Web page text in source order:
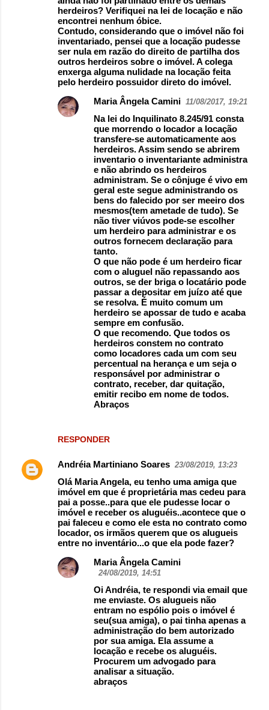
herdeiros? Verifiquei na lei de locação e não
encontrei nenhum óbice.
Contudo, considerando que o imóvel não foi
inventariado, pensei que a locação pudesse
ser nula em razão do direito de partilha dos
outros herdeiros sobre o imóvel. A colega
enxerga alguma nulidade na locação feita
pelo herdeiro possuidor direto do imóvel.
RESPONDER
Maria Ângela Camini 11/08/2017, 19:21
Na lei do Inquilinato 8.245/91 consta
que morrendo o locador a locação
transfere-se automaticamente aos
herdeiros. Assim sendo se abrirem
inventario o inventariante administra
e não abrindo os herdeiros
administram. Se o cônjuge é vivo em
geral este segue administrando os
bens do falecido por ser meeiro dos
mesmos(tem ametade de tudo). Se
não tiver viúvos pode-se escolher
um herdeiro para administrar e os
outros fornecem declaração para
tanto.
O que não pode é um herdeiro ficar
com o aluguel não repassando aos
outros, se der briga o locatário pode
passar a depositar em juízo até que
se resolva. É muito comum um
herdeiro se apossar de tudo e acaba
sempre em confusão.
O que recomendo. Que todos os
herdeiros constem no contrato
como locadores cada um com seu
percentual na herança e um seja o
responsável por administrar o
contrato, receber, dar quitação,
emitir recibo em nome de todos.
Abraços
Andréia Martiniano Soares 23/08/2019, 13:23
Olá Maria Angela, eu tenho uma amiga que
imóvel em que é proprietária mas cedeu para
pai a posse..para que ele pudesse locar o
imóvel e receber os aluguéis..acontece que o
pai faleceu e como ele esta no contrato como
locador, os irmãos querem que os alugueis
entre no inventário...o que ela pode fazer?
Maria Ângela Camini
24/08/2019, 14:51
Oi Andréia, te respondi via email que
me enviaste. Os alugueis não
entram no espólio pois o imóvel é
seu(sua amiga), o pai tinha apenas a
administração do bem autorizado
por sua amiga. Ela assume a
locação e recebe os aluguéis.
Procurem um advogado para
analisar a situação.
abraços